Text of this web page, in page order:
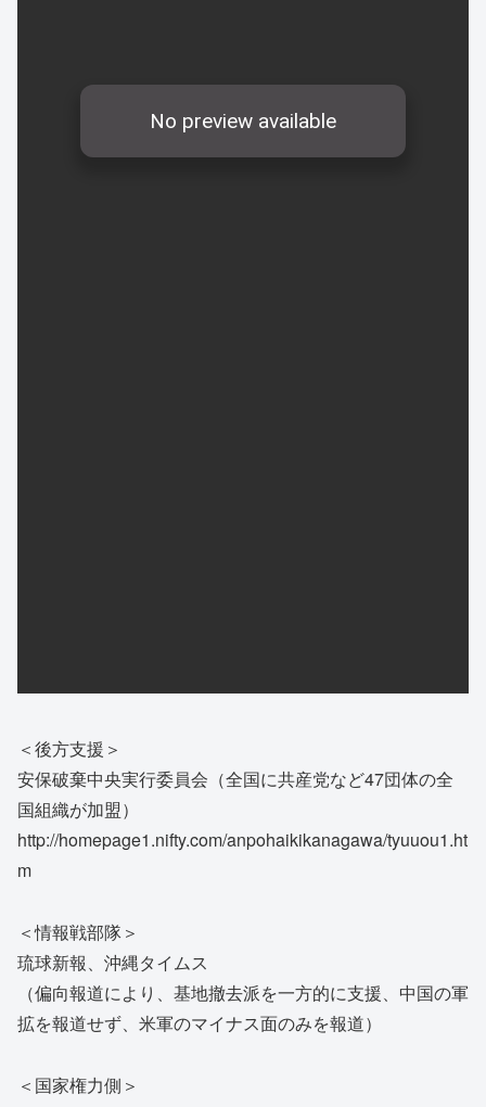
＜後方支援＞
安保破棄中央実行委員会（全国に共産党など47団体の全
国組織が加盟）
http://homepage1.nifty.com/anpohaikikanagawa/tyuuou1.ht
m
＜情報戦部隊＞
琉球新報、沖縄タイムス
（偏向報道により、基地撤去派を一方的に支援、中国の軍
拡を報道せず、米軍のマイナス面のみを報道）
＜国家権力側＞